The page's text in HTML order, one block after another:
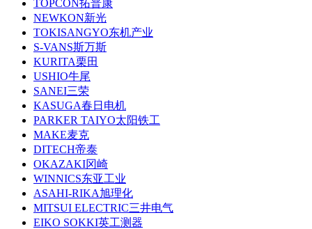
TOPCON拓普康
NEWKON新光
TOKISANGYO东机产业
S-VANS斯万斯
KURITA栗田
USHIO牛尾
SANEI三荣
KASUGA春日电机
PARKER TAIYO太阳铁工
MAKE麦克
DITECH帝泰
OKAZAKI冈崎
WINNICS东亚工业
ASAHI-RIKA旭理化
MITSUI ELECTRIC三井电气
EIKO SOKKI英工测器